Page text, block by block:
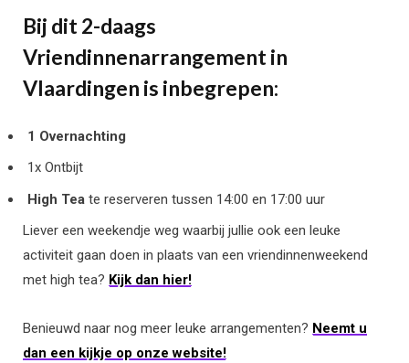
Bij dit 2-daags
Vriendinnenarrangement in
Vlaardingen is inbegrepen:
1 Overnachting
1x Ontbijt
High Tea te reserveren tussen 14:00 en 17:00 uur
Liever een weekendje weg waarbij jullie ook een leuke
activiteit gaan doen in plaats van een vriendinnenweekend
met high tea? Kijk dan hier!
Benieuwd naar nog meer leuke arrangementen? Neemt u
dan een kijkje op onze website!